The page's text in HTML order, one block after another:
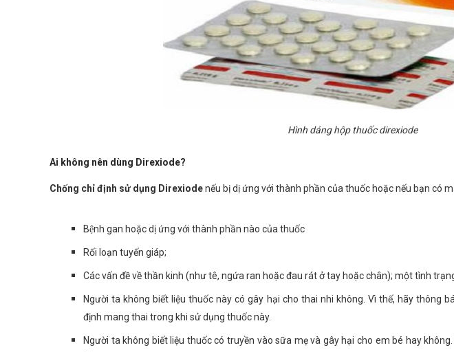
Hình dáng hộp thuốc direxiode
Ai không nên dùng Direxiode?
Chống chỉ định sử dụng Direxiodenếu bị dị ứng với thành phần của thuốc hoặc nếu bạn có
Bệnh gan hoặc dị ứng với thành phần nào của thuốc
Rối loạn tuyến giáp;
Các vấn đề về thần kinh (như tê, ngứa ran hoặc đau rát ở tay hoặc chân); một tình
Người ta không biết liệu thuốc này có gây hại cho thai nhi không. Vì thế, hãy thông
định mang thai trong khi sử dụng thuốc này.
Người ta không biết liệu thuốc có truyền vào sữa mẹ và gây hại cho em bé hay